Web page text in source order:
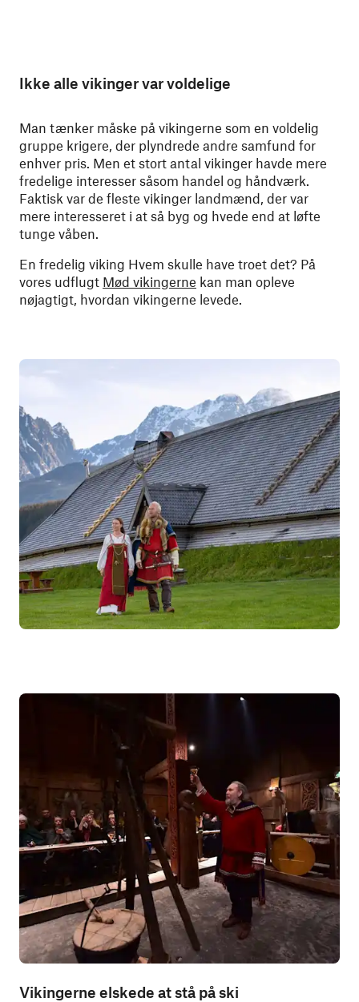
Ikke alle vikinger var voldelige
Man tænker måske på vikingerne som en voldelig
gruppe krigere, der plyndrede andre samfund for
enhver pris. Men et stort antal vikinger havde mere
fredelige interesser såsom handel og håndværk.
Faktisk var de fleste vikinger landmænd, der var
mere interesseret i at så byg og hvede end at løfte
tunge våben.
En fredelig viking Hvem skulle have troet det? På
vores udflugt Mød vikingerne kan man opleve
nøjagtigt, hvordan vikingerne levede.
Vikingerne elskede at stå på ski